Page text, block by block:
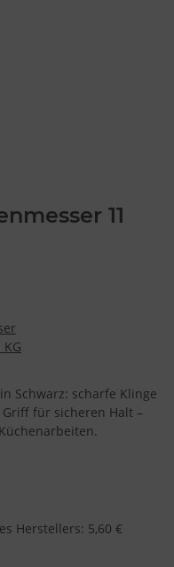
11
Schwarz: scharfe Klinge
für sicheren Halt –
Herstellers: 5,60 €